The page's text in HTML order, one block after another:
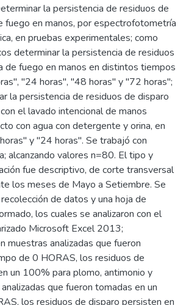
la persistencia de residuos de
fuego en manos, por espectrofotometría
en pruebas experimentales; como
determinar la persistencia de residuos
de fuego en manos en distintos tiempos
"24 horas", "48 horas" y "72 horas";
la persistencia de residuos de disparo
el lavado intencional de manos
con agua con detergente y orina, en
y "24 horas". Se trabajó con
alcanzando valores n=80. El tipo y
fue descriptivo, de corte transversal
los meses de Mayo a Setiembre. Se
de datos y una hoja de
los cuales se analizaron con el
Microsoft Excel 2013;
muestras analizadas que fueron
de 0 HORAS, los residuos de
un 100% para plomo, antimonio y
que fueron tomadas en un
los residuos de disparo persisten en